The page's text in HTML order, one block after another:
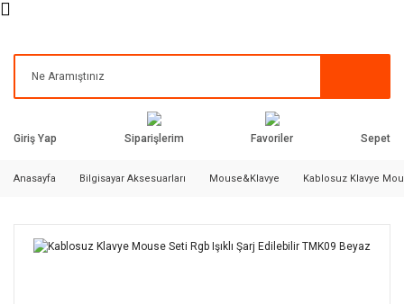
Giriş Yap Siparişlerim Favoriler Sepet
Anasayfa Bilgisayar Aksesuarları Mouse&Klavye Kablosuz Klavye